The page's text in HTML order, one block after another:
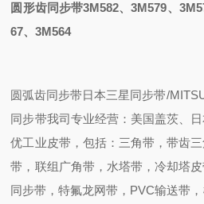
圆形齿同步带3M582、3M579、
67、3M564
圆弧齿同步带日本三星同步带/
同步带我司专业经营：美国盖茨、
优工业皮带，包括：三角带，带齿
带，联组广角带，水塔带，冷却塔
同步带，特氟龙网带，PVC输送带